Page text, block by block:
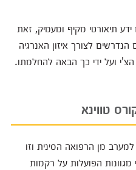
תיאורטי מקיף ומעמיק, זאת
הנדרשים לצורך איזון האנרגיה
הצ'י ועל ידי כך הבאה להחלמתו.
טווינא
מן הרפואה הסינית וזו
הפועלות על רקמות